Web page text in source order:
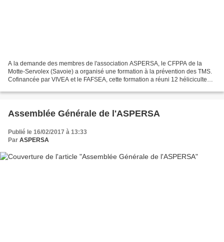
A la demande des membres de l'association ASPERSA, le CFPPA de la
Motte-Servolex (Savoie) a organisé une formation à la prévention des TMS.
Cofinancée par VIVEA et le FAFSEA, cette formation a réuni 12 héliciculteurs
Assemblée Générale de l'ASPERSA
Publié le 16/02/2017 à 13:33
Par ASPERSA